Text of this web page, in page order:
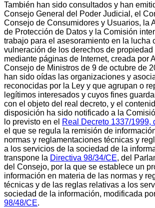
También han sido consultados y han
Consejo General del Poder Judicial, el
Consejo de Consumidores y Usuarios, la
de Protección de Datos y la Comisión
trabajo para el asesoramiento en la lucha
vulneración de los derechos de propiedad
mediante páginas de Internet, creada por
Consejo de Ministros de 9 de octubre de
han sido oídas las organizaciones y
reconocidas por la Ley y que agrupan o
legítimos interesados y cuyos fines
con el objeto del real decreto, y el
disposición ha sido notificado a la
lo previsto en el Real Decreto 1337/1999,
el que se regula la remisión de
normas y reglamentaciones técnicas y
a los servicios de la sociedad de la
transpone la Directiva 98/34/CE, del
del Consejo, por la que se establece un
información en materia de las normas y
técnicas y de las reglas relativas a los
sociedad de la información, modificada
98/48/CE.